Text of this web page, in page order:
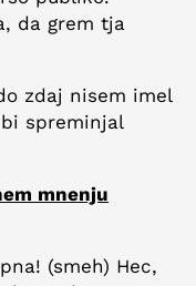
da grem tja
zdaj nisem imel
spreminjal
mnenju
(smeh) Hec,